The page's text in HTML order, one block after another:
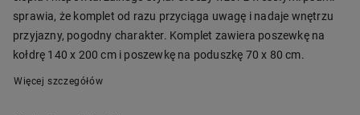
sprawia, że komplet od razu przyciąga uwagę i nadaje wnętrzu
przyjazny, pogodny charakter. Komplet zawiera poszewkę na
kołdrę 140 x 200 cm i poszewkę na poduszkę 70 x 80 cm.
Więcej szczegółów